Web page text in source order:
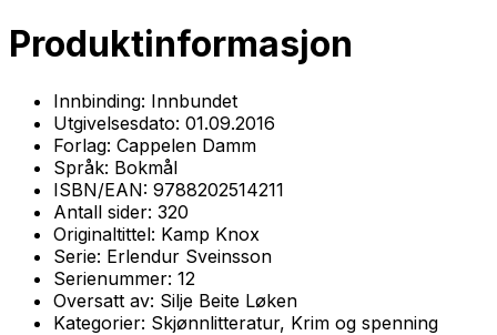
Produktinformasjon
Innbinding: Innbundet
Utgivelsesdato: 01.09.2016
Forlag: Cappelen Damm
Språk: Bokmål
ISBN/EAN: 9788202514211
Antall sider: 320
Originaltittel: Kamp Knox
Serie: Erlendur Sveinsson
Serienummer: 12
Oversatt av: Silje Beite Løken
Kategorier: Skjønnlitteratur, Krim og spenning